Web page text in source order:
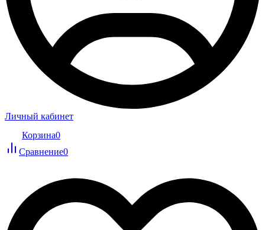
Личный кабинет
Корзина0
Сравнение0